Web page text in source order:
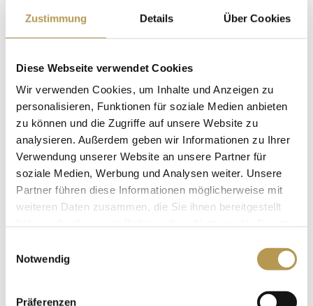
Zustimmung Details Über Cookies
Diese Webseite verwendet Cookies
Wir verwenden Cookies, um Inhalte und Anzeigen zu
personalisieren, Funktionen für soziale Medien anbieten
zu können und die Zugriffe auf unsere Website zu
analysieren. Außerdem geben wir Informationen zu Ihrer
Verwendung unserer Website an unsere Partner für
soziale Medien, Werbung und Analysen weiter. Unsere
Partner führen diese Informationen möglicherweise mit
weiteren Daten zusammen, die Sie ihnen bereitgestellt
Notwendig
Präferenzen
Samedi soir, dîner de trois plats au restaurant « Auf
pour le dîner au restaurant « Auf Scharffeneck ».
Utilisation de l’espace bien-être et SPA « Auszeit ».
Peignoir et pantoufles de bien-être pour la durée de
votre séjour
Wi-Fi haut débit gratuit
Place de parking gratuite
Nuitées : 2 nuits
double standard
Période de voyage : 24 juin au 25 juin 2026 (arrivée
samedi – départ lundi)